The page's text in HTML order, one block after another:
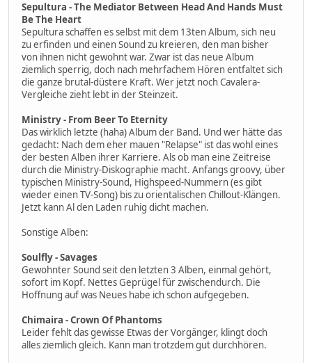
Sepultura - The Mediator Between Head And Hands Must
Be The Heart
Sepultura schaffen es selbst mit dem 13ten Album, sich neu
zu erfinden und einen Sound zu kreieren, den man bisher
von ihnen nicht gewohnt war. Zwar ist das neue Album
ziemlich sperrig, doch nach mehrfachem Hören entfaltet sich
die ganze brutal-düstere Kraft. Wer jetzt noch Cavalera-
Vergleiche zieht lebt in der Steinzeit.
Ministry - From Beer To Eternity
Das wirklich letzte (haha) Album der Band. Und wer hätte das
gedacht: Nach dem eher mauen "Relapse" ist das wohl eines
der besten Alben ihrer Karriere. Als ob man eine Zeitreise
durch die Ministry-Diskographie macht. Anfangs groovy, über
typischen Ministry-Sound, Highspeed-Nummern (es gibt
wieder einen TV-Song) bis zu orientalischen Chillout-Klängen.
Jetzt kann Al den Laden ruhig dicht machen.
Sonstige Alben:
Soulfly - Savages
Gewohnter Sound seit den letzten 3 Alben, einmal gehört,
sofort im Kopf. Nettes Geprügel für zwischendurch. Die
Hoffnung auf was Neues habe ich schon aufgegeben.
Chimaira - Crown Of Phantoms
Leider fehlt das gewisse Etwas der Vorgänger, klingt doch
alles ziemlich gleich. Kann man trotzdem gut durchhören.